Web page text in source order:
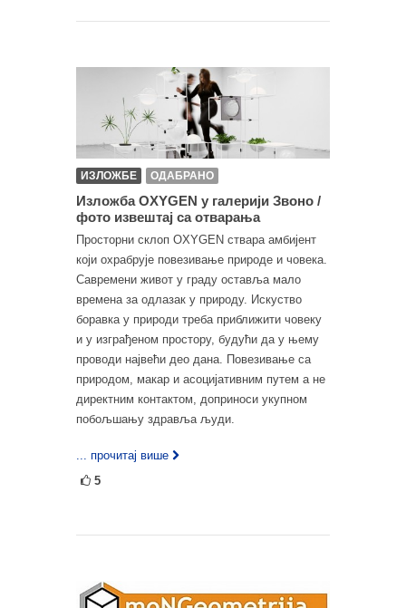
ИЗЛОЖБЕ ОДАБРАНО
Изложба OXYGEN у галерији Звоно /
фото извештај са отварања
Просторни склоп OXYGEN ствара амбијент
који охрабрује повезивање природе и човека.
Савремени живот у граду оставља мало
времена за одлазак у природу. Искуство
боравка у природи треба приближити човеку
и у изграђеном простору, будући да у њему
проводи највећи део дана. Повезивање са
природом, макар и асоцијативним путем а не
директним контактом, доприноси укупном
побољшању здравља људи.
... прочитај више
5